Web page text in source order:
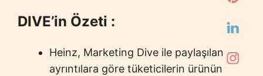
DIVE’in Özeti :
Heinz, Marketing Dive ile paylaşılan
ayrıntılara göre tüketicilerin ürünün